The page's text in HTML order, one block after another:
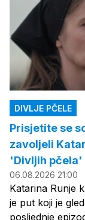
DIVLJE PČELE
Prisjetite se
zavoljeli
'Divljih pčela'
06.08.2026 21:00
Katarina Runje
je put koji je
posljednje